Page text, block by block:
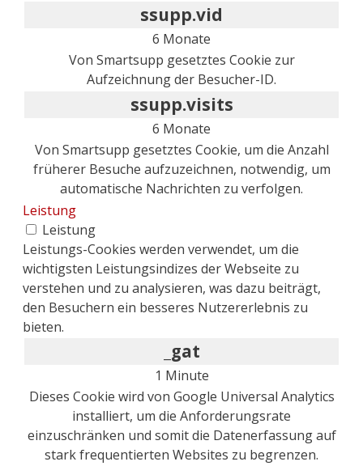
ssupp.vid
6 Monate
Von Smartsupp gesetztes Cookie zur
Aufzeichnung der Besucher-ID.
ssupp.visits
6 Monate
Von Smartsupp gesetztes Cookie, um die Anzahl
früherer Besuche aufzuzeichnen, notwendig, um
automatische Nachrichten zu verfolgen.
Leistung
Leistung
Leistungs-Cookies werden verwendet, um die
wichtigsten Leistungsindizes der Webseite zu
verstehen und zu analysieren, was dazu beiträgt,
den Besuchern ein besseres Nutzererlebnis zu
bieten.
_gat
1 Minute
Dieses Cookie wird von Google Universal Analytics
installiert, um die Anforderungsrate
einzuschränken und somit die Datenerfassung auf
stark frequentierten Websites zu begrenzen.